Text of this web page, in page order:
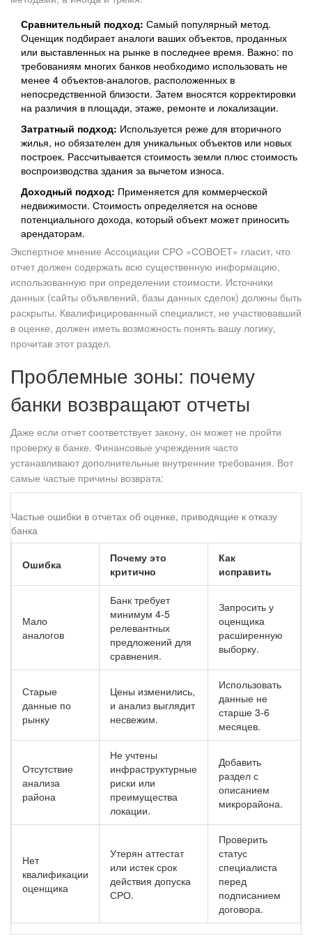
Сравнительный подход: Самый популярный метод.
Оценщик подбирает аналоги ваших объектов, проданных
или выставленных на рынке в последнее время. Важно: по
требованиям многих банков необходимо использовать не
менее 4 объектов-аналогов, расположенных в
непосредственной близости. Затем вносятся корректировки
на различия в площади, этаже, ремонте и локализации.
Затратный подход: Используется реже для вторичного
жилья, но обязателен для уникальных объектов или новых
построек. Рассчитывается стоимость земли плюс стоимость
воспроизводства здания за вычетом износа.
Доходный подход: Применяется для коммерческой
недвижимости. Стоимость определяется на основе
потенциального дохода, который объект может приносить
арендаторам.
Экспертное мнение Ассоциации СРО «СОВОЕТ» гласит, что
отчет должен содержать всю существенную информацию,
использованную при определении стоимости. Источники
данных (сайты объявлений, базы данных сделок) должны быть
раскрыты. Квалифицированный специалист, не участвовавший
в оценке, должен иметь возможность понять вашу логику,
прочитав этот раздел.
Проблемные зоны: почему
банки возвращают отчеты
Даже если отчет соответствует закону, он может не пройти
проверку в банке. Финансовые учреждения часто
устанавливают дополнительные внутренние требования. Вот
самые частые причины возврата:
Частые ошибки в отчетах об оценке, приводящие к отказу
банка
Ошибка
Почему это
критично
Как
исправить
Мало
аналогов
Банк требует
минимум 4-5
релевантных
предложений для
сравнения.
Запросить у
оценщика
расширенную
выборку.
Старые
данные по
рынку
Цены изменились,
и анализ выглядит
несвежим.
Использовать
данные не
старше 3-6
месяцев.
Отсутствие
анализа
района
Не учтены
инфраструктурные
риски или
преимущества
локации.
Добавить
раздел с
описанием
микрорайона.
Нет
квалификации
оценщика
Утерян аттестат
или истек срок
действия допуска
СРО.
Проверить
статус
специалиста
перед
подписанием
договора.